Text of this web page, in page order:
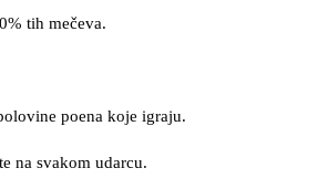
tih mečeva.
poena koje igraju.
na svakom udarcu.